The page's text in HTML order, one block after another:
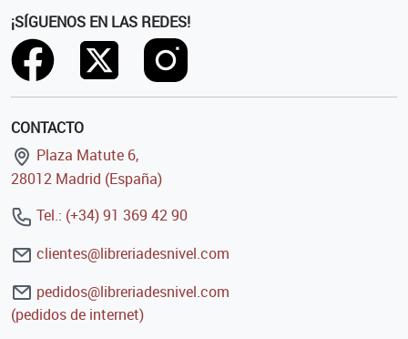
¡SÍGUENOS EN LAS REDES!
CONTACTO
Plaza Matute 6,
28012 Madrid (España)
Tel.: (+34) 91 369 42 90
clientes@libreriadesnivel.com
pedidos@libreriadesnivel.com
(pedidos de internet)